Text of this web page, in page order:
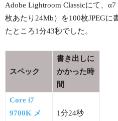
Adobe Lightroom Classicにて、
枚あたり24Mb）を100枚JPEGに
たところ1分43秒でした。
スペック
書き出しに
かかった時
間
Core i7
9700K メ
1分24秒